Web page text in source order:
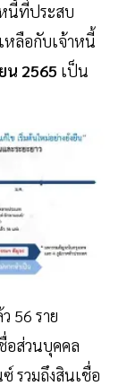
หนี้ที่ประสบ
หลือกับเจ้าหนี้
น 2565 เป็น
56 ราย
อส่วนบุคคล
รวมถึงสินเชื่อ